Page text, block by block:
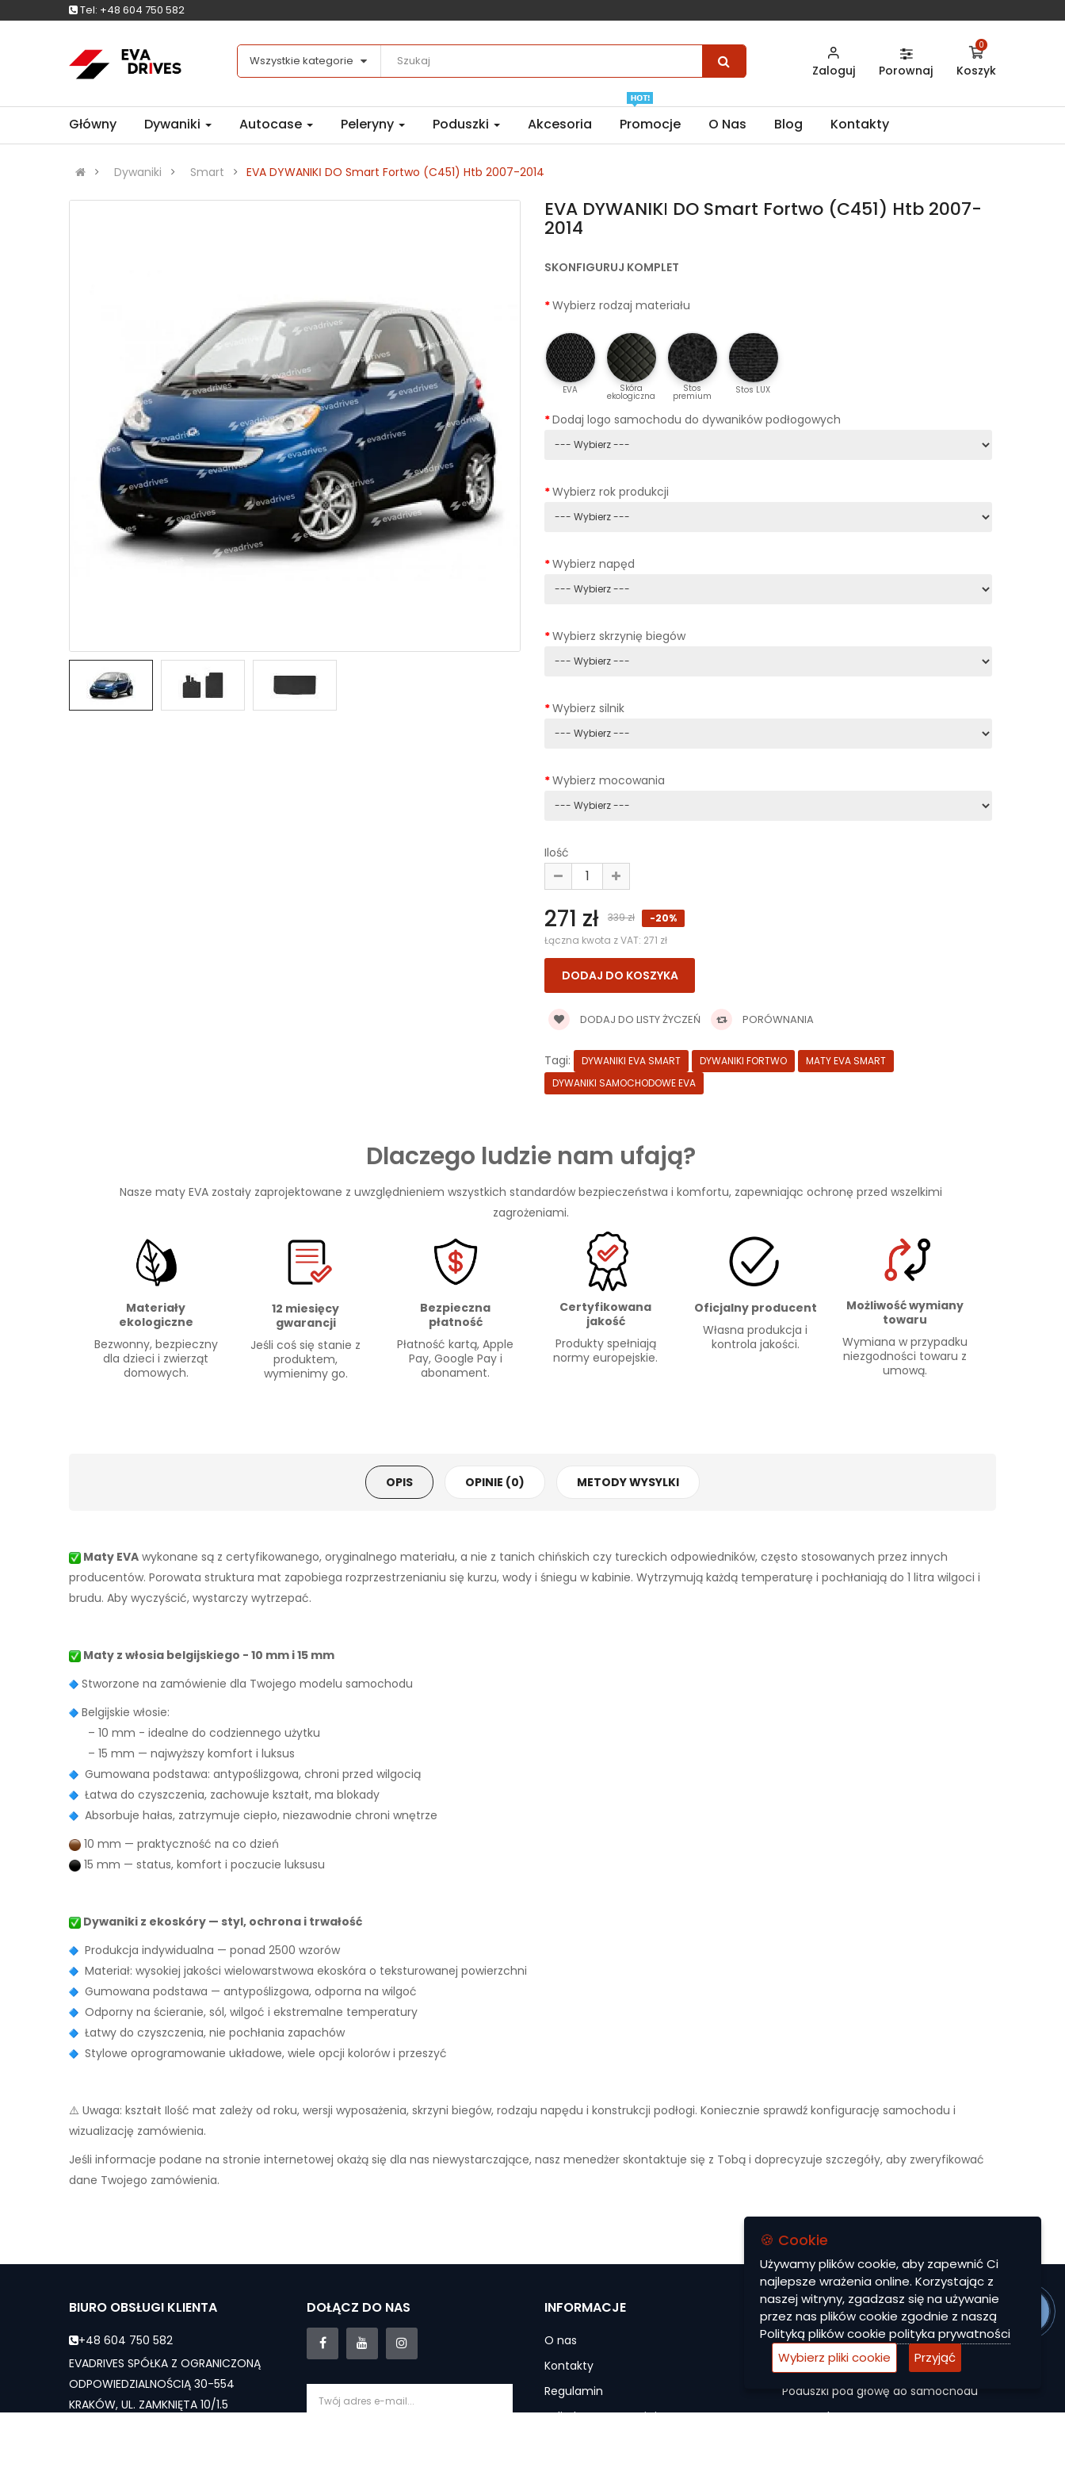
Tel: +48 604 750 582
Wszystkie kategorie
Zaloguj Porownaj Koszyk
0
Główny Dywaniki Autocase Peleryny Poduszki Akcesoria Promocje O Nas Blog Kontakty
Dywaniki Smart EVA DYWANIKІ DO Smart Fortwo (C451) Htb 2007-2014
EVA DYWANIKІ DO Smart Fortwo (C451) Htb 2007-
2014
SKONFIGURUJ KOMPLET
Wybierz rodzaj materiału
EVA Skóra
ekologiczna
Stos
premium
Stos LUX
Dodaj logo samochodu do dywaników podłogowych
Wybierz rok produkcji
Wybierz napęd
Wybierz skrzynię biegów
Wybierz silnik
Wybierz mocowania
Ilość
271 zł 339 zł
-20%
Łączna kwota z VAT: 271 zł
DODAJ DO LISTY ŻYCZEŃ PORÓWNANIA
Tagi: DYWANIKI EVA SMART DYWANIKI FORTWO
MATY EVA SMART
DYWANIKI SAMOCHODOWE EVA
Dlaczego ludzie nam ufają?
Nasze maty EVA zostały zaprojektowane z uwzględnieniem wszystkich standardów bezpieczeństwa i komfortu, zapewniając ochronę przed wszelkimi
zagrożeniami.
Materiały
ekologiczne
Bezwonny, bezpieczny
dla dzieci i zwierząt
domowych.
12 miesięcy
gwarancji
Jeśli coś się stanie z
produktem,
wymienimy go.
Bezpieczna
płatność
Płatność kartą, Apple
Pay, Google Pay i
abonament.
Certyfikowana
jakość
Produkty spełniają
normy europejskie.
Oficjalny producent
Własna produkcja i
kontrola jakości.
Możliwość wymiany
towaru
Wymiana w przypadku
niezgodności towaru z
umową.
OPIS OPINIE (0) METODY WYSYLKI
Maty EVA wykonane są z certyfikowanego, oryginalnego materiału, a nie z tanich chińskich czy tureckich odpowiedników, często stosowanych przez innych
producentów. Porowata struktura mat zapobiega rozprzestrzenianiu się kurzu, wody i śniegu w kabinie. Wytrzymują każdą temperaturę i pochłaniają do 1 litra wilgoci i
brudu. Aby wyczyścić, wystarczy wytrzepać.
Maty z włosia belgijskiego - 10 mm i 15 mm
Stworzone na zamówienie dla Twojego modelu samochodu
Belgijskie włosie:
– 10 mm - idealne do codziennego użytku
– 15 mm — najwyższy komfort i luksus
Gumowana podstawa: antypoślizgowa, chroni przed wilgocią
Łatwa do czyszczenia, zachowuje kształt, ma blokady
Absorbuje hałas, zatrzymuje ciepło, niezawodnie chroni wnętrze
10 mm — praktyczność na co dzień
15 mm — status, komfort i poczucie luksusu
Dywaniki z ekoskóry — styl, ochrona i trwałość
Produkcja indywidualna — ponad 2500 wzorów
Materiał: wysokiej jakości wielowarstwowa ekoskóra o teksturowanej powierzchni
Gumowana podstawa — antypoślizgowa, odporna na wilgoć
Odporny na ścieranie, sól, wilgoć i ekstremalne temperatury
Łatwy do czyszczenia, nie pochłania zapachów
Stylowe oprogramowanie układowe, wiele opcji kolorów i przeszyć
⚠️ Uwaga: kształt Ilość mat zależy od roku, wersji wyposażenia, skrzyni biegów, rodzaju napędu i konstrukcji podłogi. Koniecznie sprawdź konfigurację samochodu i
wizualizację zamówienia.
Jeśli informacje podane na stronie internetowej okażą się dla nas niewystarczające, nasz menedżer skontaktuje się z Tobą i doprecyzuje szczegóły, aby zweryfikować
dane Twojego zamówienia.
BIURO OBSŁUGI KLIENTA
+48 604 750 582
EVADRIVES SPÓŁKA Z OGRANICZONĄ
ODPOWIEDZIALNOŚCIĄ 30-554
KRAKÓW, UL. ZAMKNIĘTA 10/1.5
DOŁĄCZ DO NAS INFORMACJE
O nas
Kontakty
Regulamin
Polityka prywatności
MENU
Dywaniki EVA
Autocase
Poduszki pod głowę do samochodu
Maty ochronne
🍪 Cookie
Używamy plików cookie, aby zapewnić Ci
najlepsze wrażenia online. Korzystając z
naszej witryny, zgadzasz się na używanie
przez nas plików cookie zgodnie z naszą
Polityką plików cookie polityka prywatności
Wybierz pliki cookie
Przyjąć